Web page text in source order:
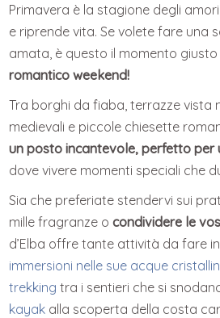
Primavera è la stagione degli
e riprende vita. Se volete fare una
amata, è questo il momento
romantico weekend!
Tra borghi da fiaba, terrazze vista
medievali e piccole chiesette
un posto incantevole, perfetto per
dove vivere momenti speciali che
Sia che preferiate stendervi sui
mille fragranze ocondividere le
d’Elba offre tante attività da fare
immersioni nelle sue acque
trekking tra i sentieri che si
kayak alla scoperta della costa